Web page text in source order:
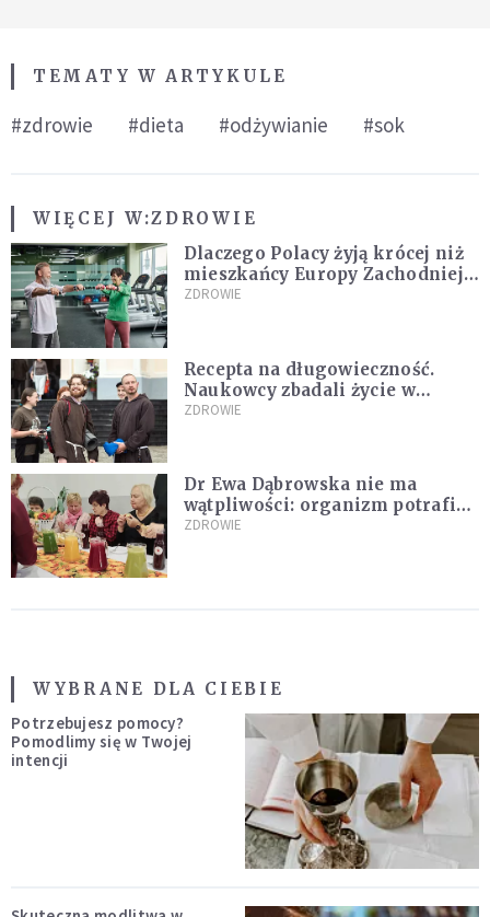
TEMATY W ARTYKULE
#zdrowie #dieta #odżywianie #sok
WIĘCEJ W:ZDROWIE
Dlaczego Polacy żyją krócej niż
mieszkańcy Europy Zachodniej?
Ekspertka wskazuje główne
ZDROWIE
Recepta na długowieczność.
Naukowcy zbadali życie w
klasztorach
ZDROWIE
Dr Ewa Dąbrowska nie ma
wątpliwości: organizm potrafi
leczyć się sam
ZDROWIE
WYBRANE DLA CIEBIE
Potrzebujesz pomocy?
Pomodlimy się w Twojej
intencji